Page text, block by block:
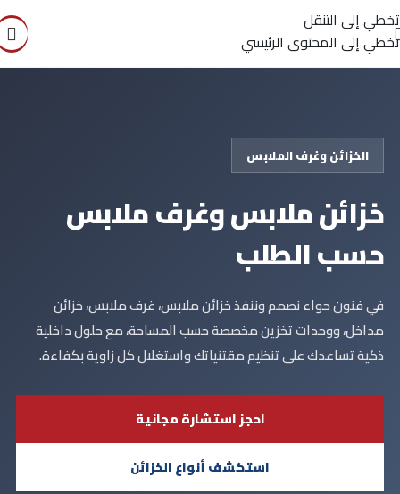
تخطي إلى التنقل
تخطي إلى المحتوى الرئيسي
الخزائن وغرف الملابس
خزائن ملابس وغرف ملابس
حسب الطلب
في فنون حواء نصمم وننفذ خزائن ملابس، غرف ملابس، خزائن
مداخل، ووحدات تخزين مخصصة حسب المساحة، مع حلول داخلية
ذكية تساعدك على تنظيم مقتنياتك واستغلال كل زاوية بكفاءة.
احجز استشارة مجانية
استكشف أنواع الخزائن